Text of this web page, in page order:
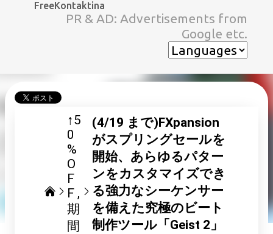
スキップしてメイン コンテンツに移動
FreeKontaktina
PR & AD: Advertisements from
Google etc.
↑5
0
%
O
F
F
期
間
(4/19 まで)FXpansion
がスプリングセールを
開始、あらゆるパター
ンをカスタマイズでき
る強力なシーケンサー
を備えた究極のビート
制作ツール「Geist 2」